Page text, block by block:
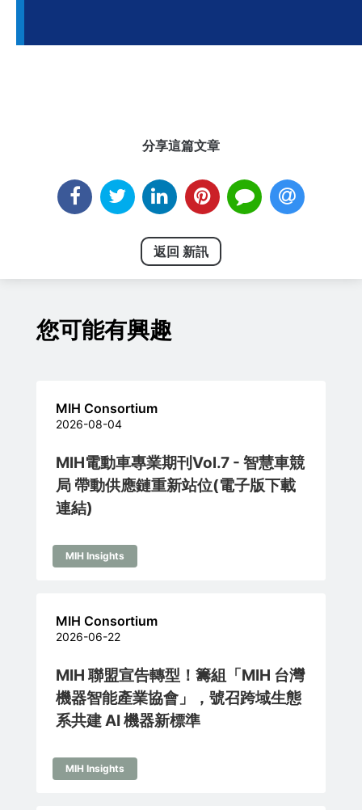
分享這篇文章
返回 新訊
您可能有興趣
MIH Consortium
2026-08-04
MIH電動車專業期刊Vol.7 - 智慧車競
局 帶動供應鏈重新站位(電子版下載
連結)
MIH Insights
MIH Consortium
2026-06-22
MIH 聯盟宣告轉型！籌組「MIH 台灣
機器智能產業協會」，號召跨域生態
系共建 AI 機器新標準
MIH Insights